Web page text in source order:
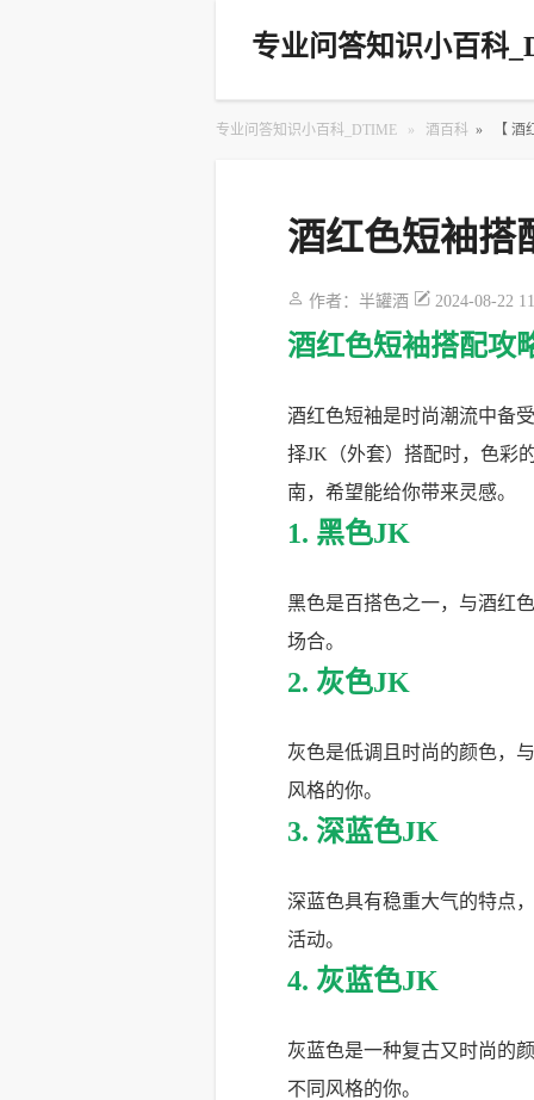
专业问答知识小百科
专业问答知识小百科_DTIME » 酒百科 » 【
酒红色短袖搭
作者：半罐酒 2024-08-22
酒红色短袖搭配攻
酒红色短袖是时尚潮流中备
择JK（外套）搭配时，色彩
南，希望能给你带来灵感。
1. 黑色JK
黑色是百搭色之一，与酒红
场合。
2. 灰色JK
灰色是低调且时尚的颜色，
风格的你。
3. 深蓝色JK
深蓝色具有稳重大气的特点
活动。
4. 灰蓝色JK
灰蓝色是一种复古又时尚的
不同风格的你。